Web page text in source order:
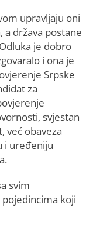
upravljaju oni
a država postane
je dobro
i ona je
Srpske
za
svjestan
već obaveza
i uređeniju
svim
koji